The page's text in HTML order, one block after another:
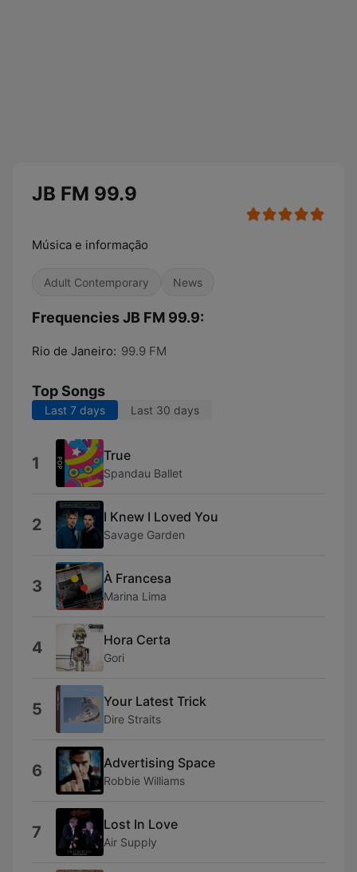
JB FM 99.9
Música e informação
Adult Contemporary News
Frequencies JB FM 99.9:
Rio de Janeiro: 99.9 FM
Top Songs
Last 7 days Last 30 days
1 True
Spandau Ballet
2 I Knew I Loved You
Savage Garden
3 À Francesa
Marina Lima
4 Hora Certa
Gori
5 Your Latest Trick
Dire Straits
6 Advertising Space
Robbie Williams
7 Lost In Love
Air Supply